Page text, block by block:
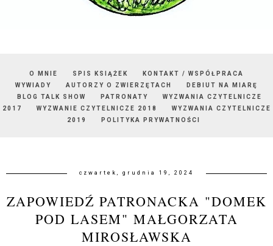
O MNIE SPIS KSIĄŻEK
KONTAKT / WSPÓŁPRACA
WYWIADY
AUTORZY O ZWIERZĘTACH
DEBIUT NA MIARĘ
BLOG TALK SHOW
PATRONATY
WYZWANIA CZYTELNICZE
2017
WYZWANIE CZYTELNICZE 2018
WYZWANIA CZYTELNICZE
2019
POLITYKA PRYWATNOŚCI
czwartek, grudnia 19, 2024
ZAPOWIEDŹ PATRONACKA "DOMEK
POD LASEM" MAŁGORZATA
MIROSŁAWSKA